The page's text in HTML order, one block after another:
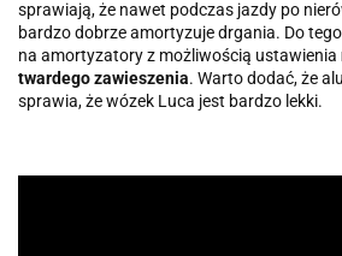
sprawiają, że nawet podczas jazdy po
bardzo dobrze amortyzuje drgania. Do
na amortyzatory z możliwością ustawienia
twardegozawieszenia. Warto dodać, że
sprawia, że wózek Luca jest bardzo lekki.